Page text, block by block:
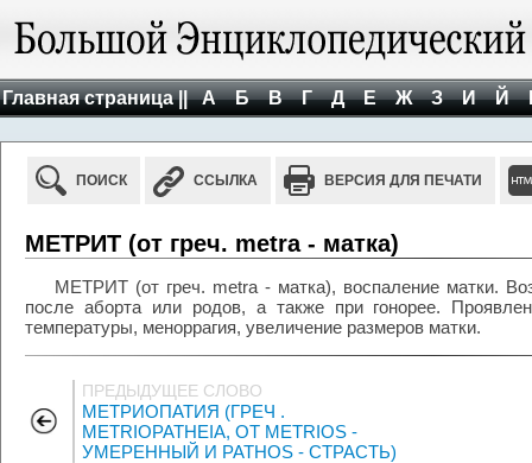
Главная страница || А Б В Г Д Е Ж З И Й
ПОИСК ССЫЛКА ВЕРСИЯ ДЛЯ ПЕЧАТИ
МЕТРИТ (от греч. metra - матка)
МЕТРИТ (от греч. metra - матка), воспаление матки.
после аборта или родов, а также при гонорее.
температуры, меноррагия, увеличение размеров матки.
ПРЕДЫДУЩЕЕ СЛОВО
МЕТРИОПАТИЯ (ГРЕЧ .
METRIOPATHEIA, ОТ METRIOS -
УМЕРЕННЫЙ И PATHOS - СТРАСТЬ)